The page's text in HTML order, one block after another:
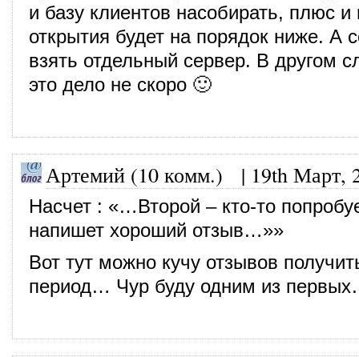
и базу клиентов насобирать, плюс
открытия будет на порядок ниже. А
взять отдельный сервер. В другом
это дело не скоро 🙂
Артемий (10 комм.) | 19th Март,
Насчет : «…Второй – кто-то
напишет хороший отзыв…»»
Вот тут можно кучу отзывов
период… Чур буду одним из